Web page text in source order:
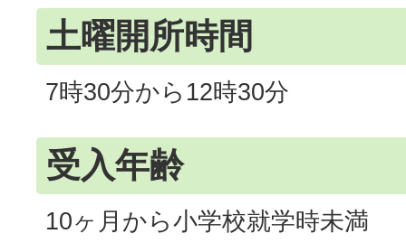
土曜開所時間
7時30分から12時30分
受入年齢
10ヶ月から小学校就学時未満